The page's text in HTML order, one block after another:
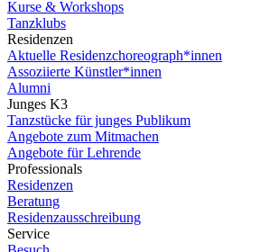
Kurse & Workshops
Tanzklubs
Residenzen
Aktuelle Residenzchoreograph*innen
Assoziierte Künstler*innen
Alumni
Junges K3
Tanzstücke für junges Publikum
Angebote zum Mitmachen
Angebote für Lehrende
Professionals
Residenzen
Beratung
Residenzausschreibung
Service